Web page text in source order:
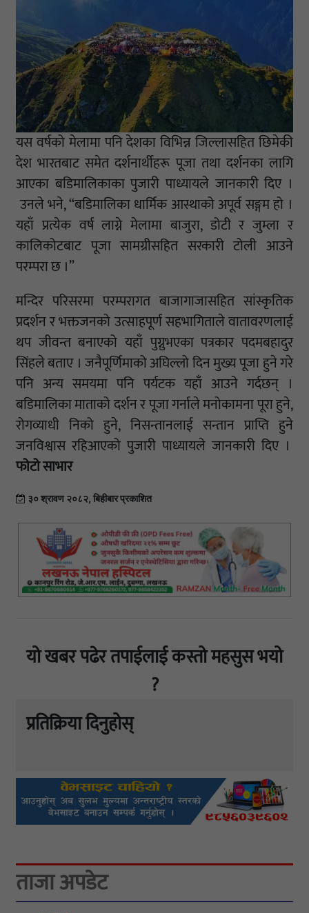
यस वर्षको मेलामा पनि देशका विभिन्न जिल्लासहित छिमेकी
देश भारतबाट समेत दर्शनार्थीहरू पूजा तथा दर्शनका लागि
आएका बडिमालिकाका पुजारी पाध्यायले जानकारी दिए ।
उनले भने, “बडिमालिका धार्मिक आस्थाको अपूर्व सङ्गम हो ।
यहाँ प्रत्येक वर्ष लाग्ने मेलामा बाजुरा, डोटी र जुम्ला र
कालिकोटबाट पूजा सामग्रीसहित सरकारी टोली आउने
परम्परा छ ।”
मन्दिर परिसरमा परम्परागत बाजागाजासहित सांस्कृतिक
प्रदर्शन र भक्तजनको उत्साहपूर्ण सहभागिताले वातावरणलाई
थप जीवन्त बनाएको यहाँ पुग्नुभएका पत्रकार पदमबहादुर
सिंहले बताए । जनैपूर्णिमाको अघिल्लो दिन मुख्य पूजा हुने गरे
पनि अन्य समयमा पनि पर्यटक यहाँ आउने गर्दछन् ।
बडिमालिका माताको दर्शन र पूजा गर्नाले मनोकामना पूरा हुने,
रोगव्याधी निको हुने, निसन्तानलाई सन्तान प्राप्ति हुने
जनविश्वास रहिआएको पुजारी पाध्यायले जानकारी दिए ।
फोटो साभार
३० श्रावण २०८२, बिहीबार प्रकाशित
यो खबर पढेर तपाईलाई कस्तो महसुस भयो
?
प्रतिक्रिया दिनुहोस्
ताजा अपडेट